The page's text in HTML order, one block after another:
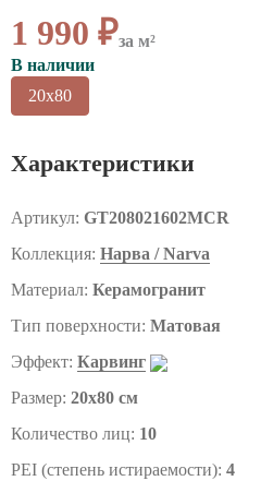
1 990 ₽за м²
В наличии
20x80
Характеристики
Артикул: GT208021602MСR
Коллекция: Нарва / Narva
Материал: Керамогранит
Тип поверхности: Матовая
Эффект: Карвинг
Размер: 20x80 см
Количество лиц: 10
PEI (степень истираемости): 4